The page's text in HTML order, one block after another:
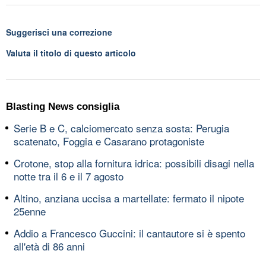
Suggerisci una correzione
Valuta il titolo di questo articolo
Blasting News consiglia
Serie B e C, calciomercato senza sosta: Perugia
scatenato, Foggia e Casarano protagoniste
Crotone, stop alla fornitura idrica: possibili disagi nella
notte tra il 6 e il 7 agosto
Altino, anziana uccisa a martellate: fermato il nipote
25enne
Addio a Francesco Guccini: il cantautore si è spento
all'età di 86 anni